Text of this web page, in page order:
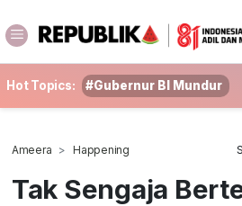
Hot Topics: #Gubernur BI Mundur
Ameera Happening
Tak Sengaja